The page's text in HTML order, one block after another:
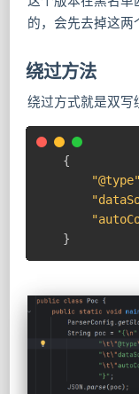
的，会先去掉这两
绕过方法
绕过方式就是双写
{
"@type"
}